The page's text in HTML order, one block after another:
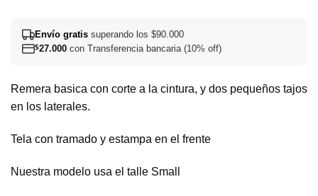
Envío gratis superando los $90.000
$27.000 con Transferencia bancaria (10% off)
Remera basica con corte a la cintura, y dos pequeños tajos
en los laterales.
Tela con tramado y estampa en el frente
Nuestra modelo usa el talle Small